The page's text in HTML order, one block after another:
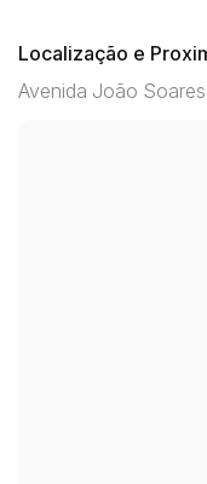
Localização e
Avenida João